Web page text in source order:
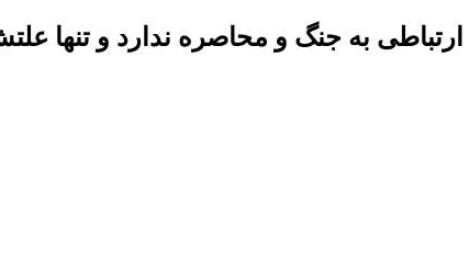
به جنگ و محاصره ندارد و تنها